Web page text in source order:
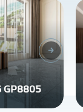
GP8805